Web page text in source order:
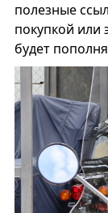
полезные
покупкой или
будет